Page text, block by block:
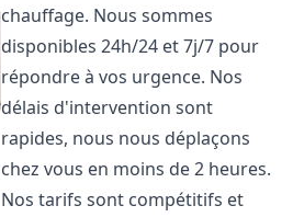
chauffage. Nous sommes
disponibles 24h/24 et 7j/7 pour
répondre à vos urgence. Nos
délais d'intervention sont
rapides, nous nous déplaçons
chez vous en moins de 2 heures.
Nos tarifs sont compétitifs et